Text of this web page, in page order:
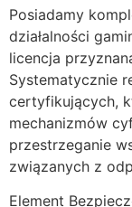
panel
panel
panel
panel
panel
panel
Posiadamy
działalności
licencja
Systematycznie
certyfikujących,
mechanizmów
przestrzeganie
związanych z
Element